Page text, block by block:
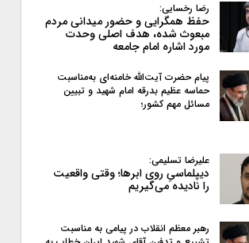
رضا رخسایی:
حفظ همگرایی و حضور میدانی مردم
مبعوث شده، هدف اصلی وحدت
مورد اشاره امام جامعه
پیام حضرت آیت‌الله خامنه‌ای به‌مناسبت
حماسه عظیم بدرقه امام شهید و تبیین
مسائل مهم کشور؛
علیرضا تسلیمی:
دیپلماسیِ روی ابرها؛ وقتی واقعیت
را نادیده می‌گیریم
رهبر معظم انقلاب در پیامی به‌ مناسبت